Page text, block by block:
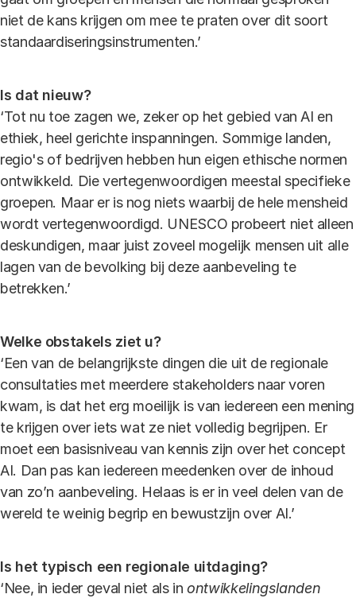
niet de kans krijgen om mee te praten over dit soort
standaardiseringsinstrumenten.’
Is dat nieuw?
‘Tot nu toe zagen we, zeker op het gebied van AI en
ethiek, heel gerichte inspanningen. Sommige landen,
regio's of bedrijven hebben hun eigen ethische normen
ontwikkeld. Die vertegenwoordigen meestal specifieke
groepen. Maar er is nog niets waarbij de hele mensheid
wordt vertegenwoordigd. UNESCO probeert niet alleen
deskundigen, maar juist zoveel mogelijk mensen uit alle
lagen van de bevolking bij deze aanbeveling te
betrekken.’
Welke obstakels ziet u?
‘Een van de belangrijkste dingen die uit de regionale
consultaties met meerdere stakeholders naar voren
kwam, is dat het erg moeilijk is van iedereen een mening
te krijgen over iets wat ze niet volledig begrijpen. Er
moet een basisniveau van kennis zijn over het concept
AI. Dan pas kan iedereen meedenken over de inhoud
van zo’n aanbeveling. Helaas is er in veel delen van de
wereld te weinig begrip en bewustzijn over AI.’
Is het typisch een regionale uitdaging?
‘Nee, in ieder geval niet als inontwikkelingslanden